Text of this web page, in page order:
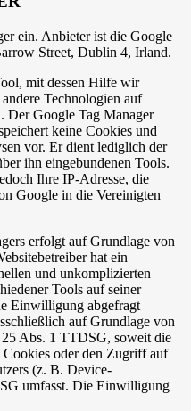
ein. Anbieter ist die Google
Street, Dublin 4, Irland.
mit dessen Hilfe wir
Technologien auf
Der Google Tag Manager
keine Cookies und
vor. Er dient lediglich der
ihn eingebundenen Tools.
Ihre IP-Adresse, die
Google in die Vereinigten
erfolgt auf Grundlage von
hat ein
und unkomplizierten
Tools auf seiner
Einwilligung abgefragt
auf Grundlage von
Abs. 1 TTDSG, soweit die
oder den Zugriff auf
(z. B. Device-
umfasst. Die Einwilligung